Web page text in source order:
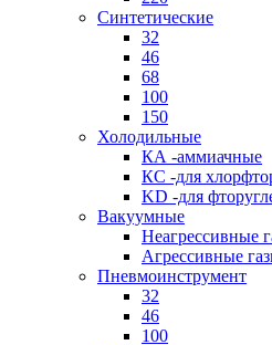
Синтетические
32
46
68
100
150
Холодильные
КА -аммиачные
КС -для
KD -для
Вакуумные
Неагрессивные
Агрессивные
Пневмоинструмент
32
46
100